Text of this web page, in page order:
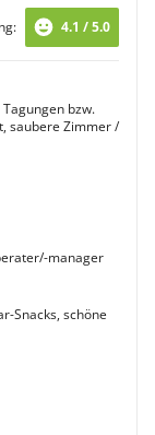
4.1 / 5.0
bzw.
saubere Zimmer /
manager
Snacks, schöne